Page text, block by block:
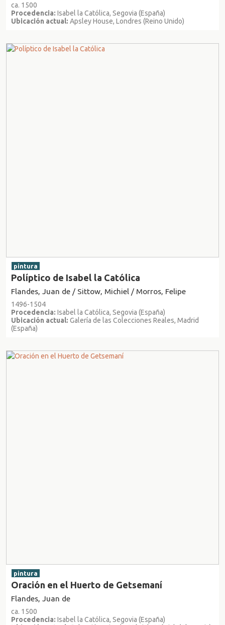
ca. 1500
Procedencia: Isabel la Católica, Segovia (España)
Ubicación actual: Apsley House, Londres (Reino Unido)
pintura
Políptico de Isabel la Católica
Flandes, Juan de / Sittow, Michiel / Morros, Felipe
1496-1504
Procedencia: Isabel la Católica, Segovia (España)
Ubicación actual: Galería de las Colecciones Reales, Madrid
(España)
pintura
Oración en el Huerto de Getsemaní
Flandes, Juan de
ca. 1500
Procedencia: Isabel la Católica, Segovia (España)